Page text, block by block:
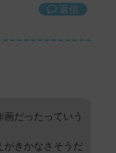
返信
だったっていう
がきかなさそうだ